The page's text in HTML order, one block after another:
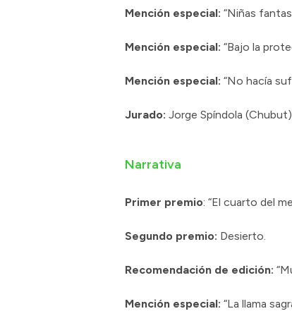
Mención especial: “Niñas
Mención especial: “Bajo la
Mención especial: “No hacía
Jurado: Jorge Spíndola
Narrativa
Primer premio: “El cuarto del
Segundo premio: Desierto.
Recomendación de edición:
Mención especial: “La llama